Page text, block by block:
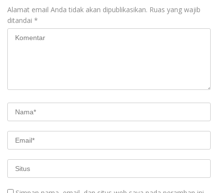
Alamat email Anda tidak akan dipublikasikan. Ruas yang wajib
ditandai *